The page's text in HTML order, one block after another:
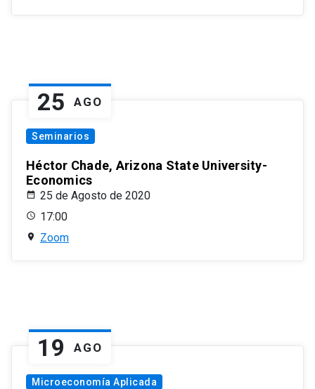
25 AGO
Seminarios
Héctor Chade, Arizona State University-
Economics
25 de Agosto de 2020
17:00
Zoom
19 AGO
Microeconomía Aplicada